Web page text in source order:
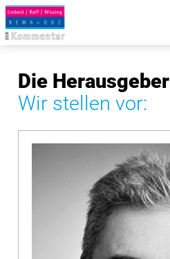
Die Herausgeber
Wir stellen vor: